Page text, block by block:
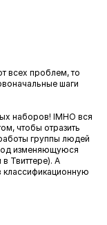
всех проблем, то
шаги
наборов! IMHO вся
чтобы отразить
группы людей
изменяющуюся
в Твиттере). А
классификационную